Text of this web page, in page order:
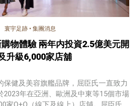
寰宇足跡 • 集團消息
物體驗 兩年内投資2.5億美元開
升級6,000家店舖
保健及美容旗艦品牌，屈臣氏一直致力
2023年在亞洲、歐洲及中東等15個市場